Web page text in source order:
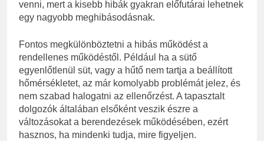
venni, mert a kisebb hibák gyakran előfutárai lehetnek
egy nagyobb meghibásodásnak.
Fontos megkülönböztetni a hibás működést a
rendellenes működéstől. Például ha a sütő
egyenlőtlenül süt, vagy a hűtő nem tartja a beállított
hőmérsékletet, az már komolyabb problémát jelez, és
nem szabad halogatni az ellenőrzést. A tapasztalt
dolgozók általában elsőként veszik észre a
változásokat a berendezések működésében, ezért
hasznos, ha mindenki tudja, mire figyeljen.